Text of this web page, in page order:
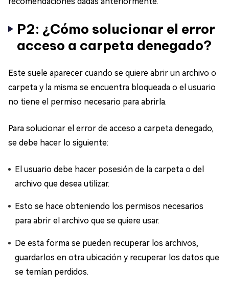
P2: ¿Cómo solucionar el error
acceso a carpeta denegado?
Este suele aparecer cuando se quiere abrir un archivo o
carpeta y la misma se encuentra bloqueada o el usuario
no tiene el permiso necesario para abrirla.
Para solucionar el error de acceso a carpeta denegado,
se debe hacer lo siguiente:
El usuario debe hacer posesión de la carpeta o del
archivo que desea utilizar.
Esto se hace obteniendo los permisos necesarios
para abrir el archivo que se quiere usar.
De esta forma se pueden recuperar los archivos,
guardarlos en otra ubicación y recuperar los datos que
se temían perdidos.